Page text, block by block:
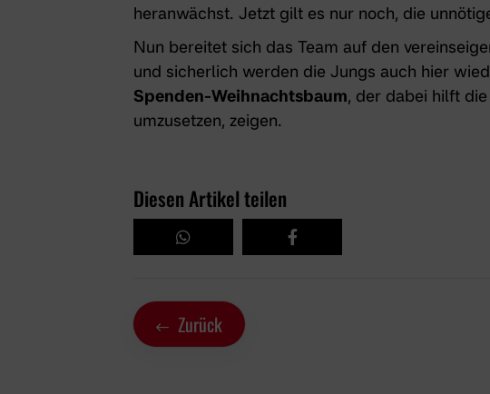
heranwächst. Jetzt gilt es nur noch, die
Nun bereitet sich das Team auf den
und sicherlich werden die Jungs auch hier
Spenden-Weihnachtsbaum, der dabei hilft
umzusetzen, zeigen.
Diesen Artikel teilen
Zurück